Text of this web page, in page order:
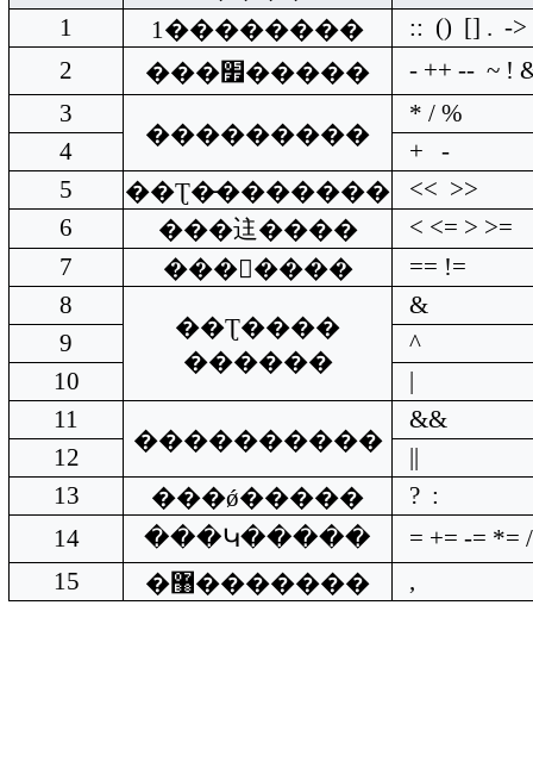
1
1�������� :: () [] . ->
2
���׿����� - ++ -- ~ !
3
���������
* / %
4
+
-
5
��Ʈ�̵������� << >>
6
���迬����
< <= > >=
7
�������
== !=
8
��Ʈ����
������
&
9
^
10
|
11
����������
&&
12
||
13
���ǿ����� ? :
14
���Կ�����
= += -= *=
15
�޸������� ,